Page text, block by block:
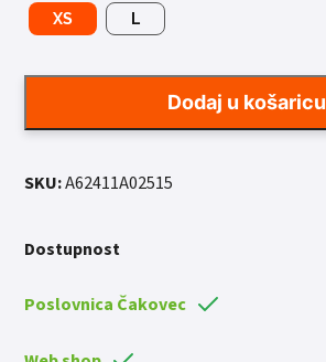
XS L
Dodaj u košaricu
SKU:A62411A02515
Dostupnost
Poslovnica Čakovec